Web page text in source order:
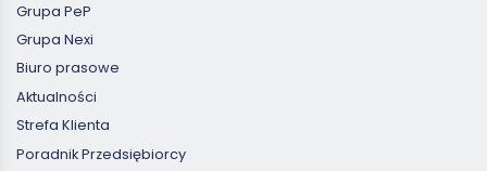
Grupa PeP
Grupa Nexi
Biuro prasowe
Aktualności
Strefa Klienta
Poradnik Przedsiębiorcy